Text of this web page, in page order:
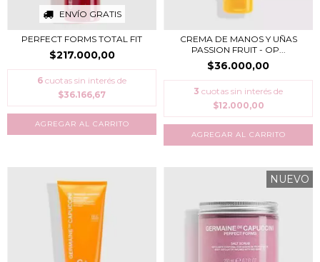
ENVÍO GRATIS
PERFECT FORMS TOTAL FIT
$217.000,00
6 cuotas sin interés de
$36.166,67
CREMA DE MANOS Y UÑAS
PASSION FRUIT - OP...
$36.000,00
3 cuotas sin interés de
$12.000,00
NUEVO